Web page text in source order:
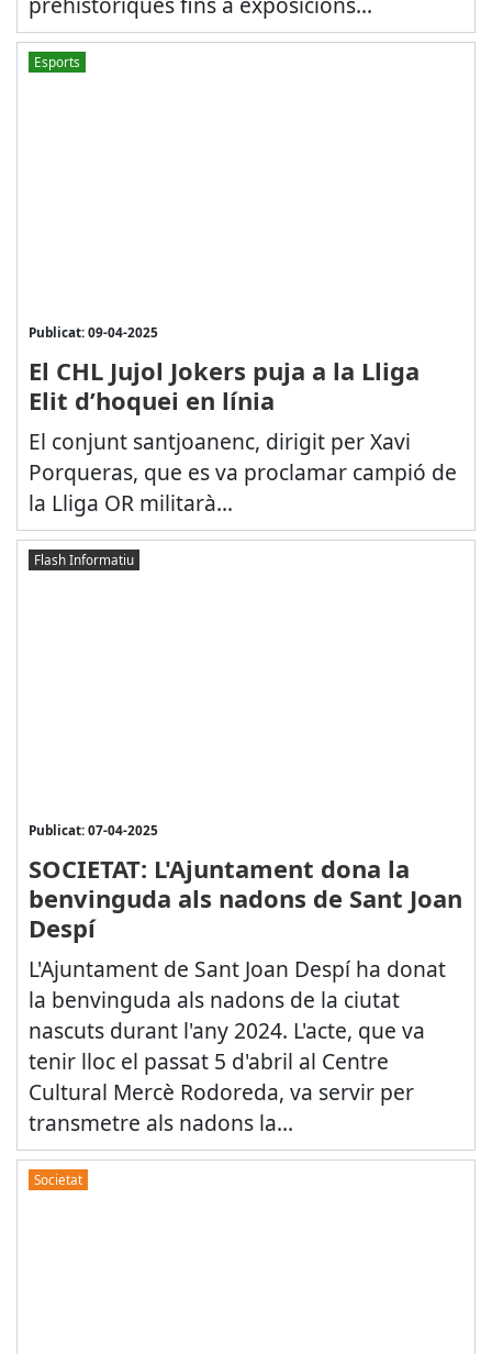
Esports
Publicat: 09-04-2025
El CHL Jujol Jokers puja a la Lliga
Elit d’hoquei en línia
El conjunt santjoanenc, dirigit per Xavi
Porqueras, que es va proclamar campió de
la Lliga OR militarà...
Flash Informatiu
Publicat: 07-04-2025
SOCIETAT: L'Ajuntament dona la
benvinguda als nadons de Sant Joan
Despí
L'Ajuntament de Sant Joan Despí ha donat
la benvinguda als nadons de la ciutat
nascuts durant l'any 2024. L'acte, que va
tenir lloc el passat 5 d'abril al Centre
Cultural Mercè Rodoreda, va servir per
transmetre als nadons la...
Societat